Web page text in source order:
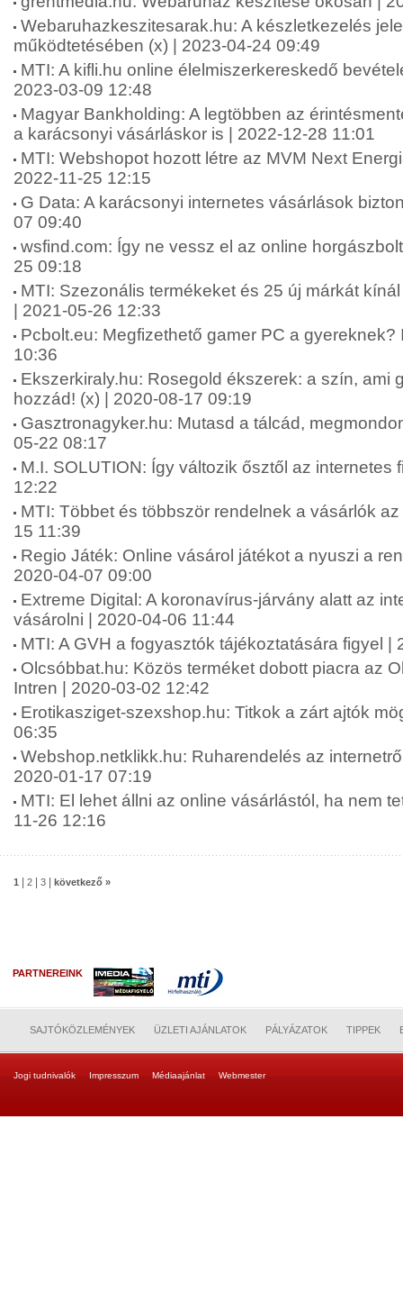
Webaruhazkeszitesarak.hu: A készletkezelés
működtetésében (x) | 2023-04-24 09:49
MTI: A kifli.hu online élelmiszerkereskedő
2023-03-09 12:48
Magyar Bankholding: A legtöbben az
a karácsonyi vásárláskor is | 2022-12-28 11:01
MTI: Webshopot hozott létre az MVM Next
2022-11-25 12:15
G Data: A karácsonyi internetes vásárlások
07 09:40
wsfind.com: Így ne vessz el az online
25 09:18
MTI: Szezonális termékeket és 25 új márkát
| 2021-05-26 12:33
Pcbolt.eu: Megfizethető gamer PC a gyereknek?
10:36
Ekszerkiraly.hu: Rosegold ékszerek: a szín, ami
hozzád! (x) | 2020-08-17 09:19
Gasztronagyker.hu: Mutasd a tálcád,
05-22 08:17
M.I. SOLUTION: Így változik ősztől az internetes
12:22
MTI: Többet és többször rendelnek a vásárlók
15 11:39
Regio Játék: Online vásárol játékot a nyuszi a
2020-04-07 09:00
Extreme Digital: A koronavírus-járvány alatt az
vásárolni | 2020-04-06 11:44
MTI: A GVH a fogyasztók tájékoztatására figyel |
Olcsóbbat.hu: Közös terméket dobott piacra az
Intren | 2020-03-02 12:42
Erotikasziget-szexshop.hu: Titkok a zárt ajtók
06:35
Webshop.netklikk.hu: Ruharendelés az
2020-01-17 07:19
MTI: El lehet állni az online vásárlástól, ha nem
11-26 12:16
1 2 3 következő »
PARTNEREINK
SAJTÓKÖZLEMÉNYEK ÜZLETI AJÁNLATOK PÁLYÁZATOK TIPPEK
Jogi tudnivalók Impresszum Médiaajánlat Webmester